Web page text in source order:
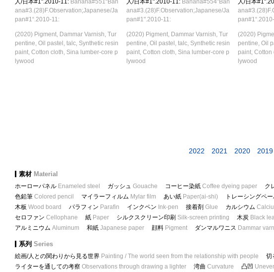
人/日本#1".2010-11: Banana#551“Ban
ana#3.(28)F.Observation;Japanese/Ja
pan#1“.2010-11:
(2020) Pigment, Dammar Varnish, Tur
pentine, Oil pastel, talc, Synthetic resin
paint, Cotton cloth, Sina lumber-core p
lywood
人/日本#1".2010-11: Banana#554"Ban
ana#3.(28)F.Observation;Japanese/Ja
pan#1".2010-11:
(2020) Pigment, Dammar Varnish, Tur
pentine, Oil pastel, talc, Synthetic resin
paint, Cotton cloth, Sina lumber-core p
lywood
人/日本
(2020)
pentine, Oil
paint, Cotton
lywood
2022 2021 2020 2019
素材 Material
ホーローパネル Enameled steel ガッシュ Gouache コーヒー染紙 Coffee dyeing paper ク
色鉛筆 Colored pencil マイラーフィルム Mylar film あい紙 Paper(ai-shi) トレーシングペ
木板 Wood board パラフィン Parafin インクペン Ink-pen 接着剤 Glue カルシウム
セロファン Cellophane 紙 Paper シルクスクリーン印刷 Silk-screen printing 木炭 Black
アルミニウム Aluminum 和紙 Japanese paper 顔料 Pigment ダンマルワニス Dammar
系列 Series
絵画/人との関わりから見る世界 Painting / The world seen from the relationship with people 切
ライターを通しての考察 Observations through drawing a lighter 湾曲 Curvature 凸凹